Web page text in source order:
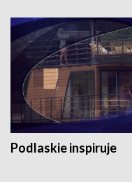
Podlaskie inspiruje